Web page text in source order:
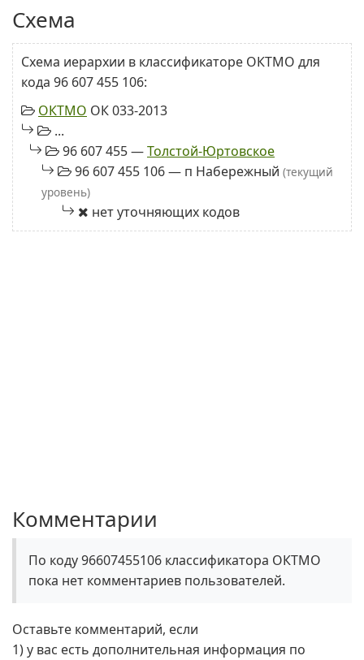
Схема
Схема иерархии в классификаторе ОКТМО для
кода 96 607 455 106:
ОКТМО ОК 033-2013
...
96 607 455 —Толстой-Юртовское
96 607 455 106 — п Набережный (текущий
уровень)
нет уточняющих кодов
Комментарии
По коду 96607455106 классификатора ОКТМО
пока нет комментариев пользователей.
Оставьте комментарий, если
1) у вас есть дополнительная информация по